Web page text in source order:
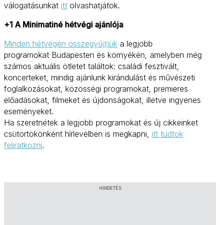
válogatásunkat itt olvashatjátok.
+1 A Minimatiné hétvégi ajánlója
Minden hétvégén összegyűjtjük a legjobb
programokat Budapesten és környékén, amelyben még
számos aktuális ötletet találtok: családi fesztivált,
koncerteket, mindig ajánlunk kirándulást és művészeti
foglalkozásokat, közösségi programokat, premieres
előadásokat, filmeket és újdonságokat, illetve ingyenes
eseményeket.
Ha szeretnétek a legjobb programokat és új cikkeinket
csütörtökönként hírlevélben is megkapni, itt tudtok
feliratkozni.
HIRDETÉS